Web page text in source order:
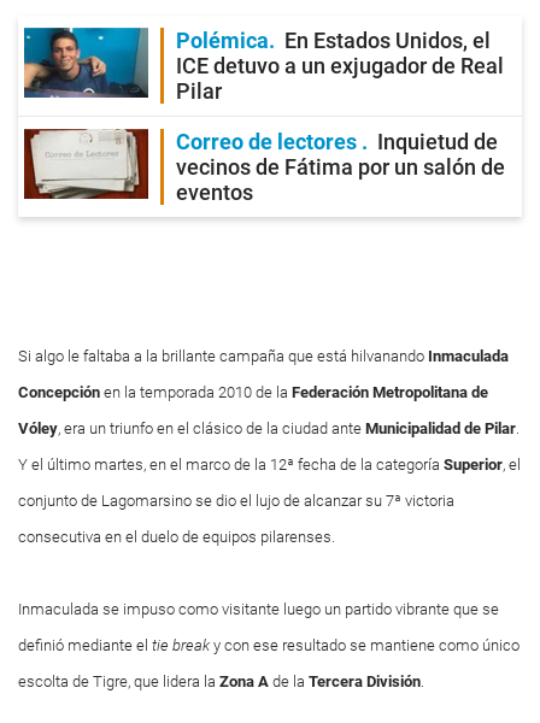
Polémica
En Estados Unidos, el
ICE detuvo a un exjugador de Real
Pilar
Correo de lectores
Inquietud de
vecinos de Fátima por un salón de
eventos
Si algo le faltaba a la brillante campaña que está hilvanando Inmaculada
Concepción en la temporada 2010 de la Federación Metropolitana de
Vóley, era un triunfo en el clásico de la ciudad ante Municipalidad de Pilar.
Y el último martes, en el marco de la 12ª fecha de la categoría Superior, el
conjunto de Lagomarsino se dio el lujo de alcanzar su 7ª victoria
consecutiva en el duelo de equipos pilarenses.
Inmaculada se impuso como visitante luego un partido vibrante que se
definió mediante el tie break y con ese resultado se mantiene como único
escolta de Tigre, que lidera la Zona A de la Tercera División.